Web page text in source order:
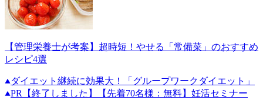
【管理栄養士が考案】超時短！やせる「常備菜」のおすすめ
レシピ4選
ダイエット継続に効果大！「グループワークダイエット」
PR 【終了しました】【先着70名様：無料】妊活セミナー